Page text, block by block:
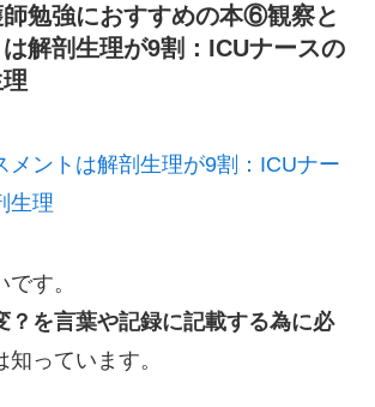
勉強におすすめの本⑥観察と
解剖生理が9割：ICUナースの
メントは解剖生理が9割：ICUナー
生理
す。
？を言葉や記録に記載する為に必
っています。